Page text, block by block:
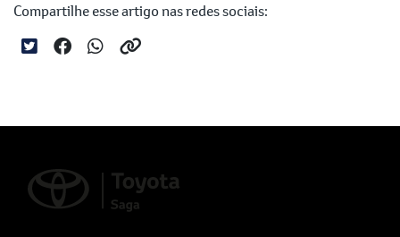
Compartilhe esse artigo nas redes sociais: